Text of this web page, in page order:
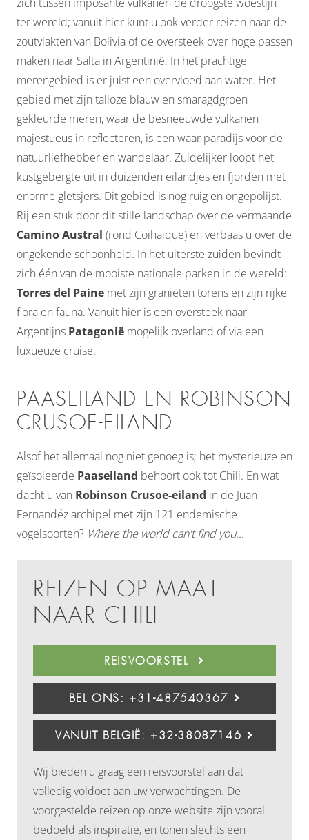
ter wereld; vanuit hier kunt u ook verder reizen naar de
zoutvlakten van Bolivia of de oversteek over hoge passen
maken naar Salta in Argentinië. In het prachtige
merengebied is er juist een overvloed aan water. Het
gebied met zijn talloze blauw en smaragdgroen
gekleurde meren, waar de besneeuwde vulkanen
majestueus in reflecteren, is een waar paradijs voor de
natuurliefhebber en wandelaar. Zuidelijker loopt het
kustgebergte uit in duizenden eilandjes en fjorden met
enorme gletsjers. Dit gebied is nog ruig en ongepolijst.
Rij een stuk door dit stille landschap over de vermaande
Camino Austral (rond Coihaique) en verbaas u over de
ongekende schoonheid. In het uiterste zuiden bevindt
zich één van de mooiste nationale parken in de wereld:
Torres del Paine met zijn granieten torens en zijn rijke
flora en fauna. Vanuit hier is een oversteek naar
Argentijns Patagonië mogelijk overland of via een
luxueuze cruise.
PAASEILAND EN ROBINSON
CRUSOE-EILAND
Alsof het allemaal nog niet genoeg is; het mysterieuze en
geïsoleerde Paaseiland behoort ook tot Chili. En wat
dacht u van Robinson Crusoe-eiland in de Juan
Fernandéz archipel met zijn 121 endemische
vogelsoorten? Where the world can't find you...
REIZEN OP MAAT
NAAR CHILI
REISVOORSTEL
BEL ONS: +31-487540367
VANUIT BELGIË: +32-38087146
Wij bieden u graag een reisvoorstel aan dat
volledig voldoet aan uw verwachtingen. De
voorgestelde reizen op onze website zijn vooral
bedoeld als inspiratie, en tonen slechts een